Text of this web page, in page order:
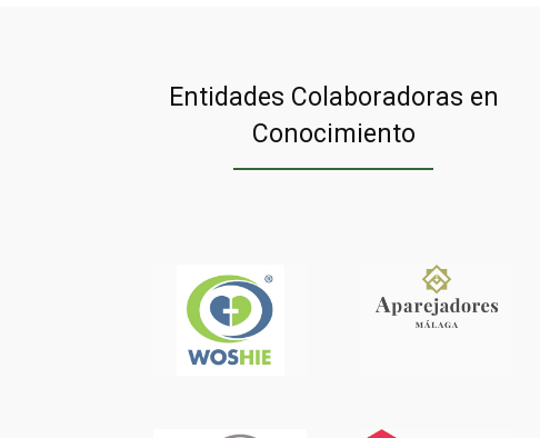
Entidades Colaboradoras en
Conocimiento